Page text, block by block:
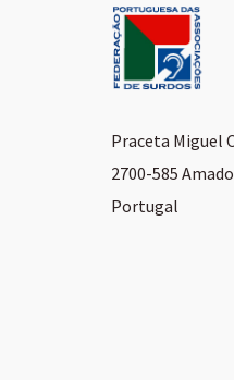
Praceta Miguel
2700-585
Portugal